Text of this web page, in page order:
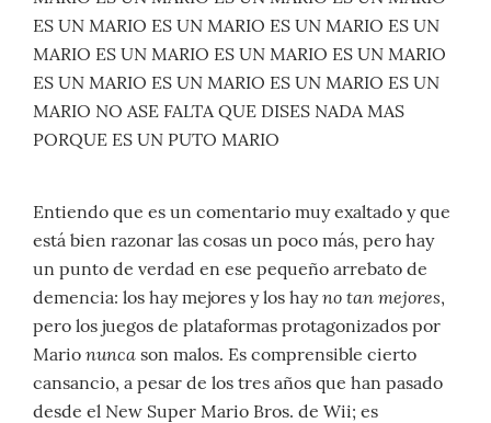
ES UN MARIO ES UN MARIO ES UN MARIO ES UN
MARIO ES UN MARIO ES UN MARIO ES UN MARIO
ES UN MARIO ES UN MARIO ES UN MARIO ES UN
MARIO NO ASE FALTA QUE DISES NADA MAS
PORQUE ES UN PUTO MARIO
Entiendo que es un comentario muy exaltado y que
está bien razonar las cosas un poco más, pero hay
un punto de verdad en ese pequeño arrebato de
demencia: los hay mejores y los hayno tan mejores,
pero los juegos de plataformas protagonizados por
Mario nunca son malos. Es comprensible cierto
cansancio, a pesar de los tres años que han pasado
desde el New Super Mario Bros. de Wii; es